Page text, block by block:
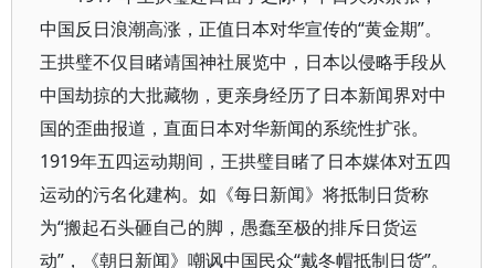
中国反日浪潮高涨，正值日本对华宣传的“黄金期”。
王拱璧不仅目睹靖国神社展览中，日本以侵略手段从
中国劫掠的大批藏物，更亲身经历了日本新闻界对中
国的歪曲报道，直面日本对华新闻的系统性扩张。
1919年五四运动期间，王拱璧目睹了日本媒体对五四
运动的污名化建构。如《每日新闻》将抵制日货称
为“搬起石头砸自己的脚，愚蠢至极的排斥日货运
动”，《朝日新闻》嘲讽中国民众“戴冬帽抵制日货”。